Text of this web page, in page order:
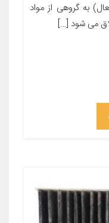
به گروهی از مواد
می شود […]